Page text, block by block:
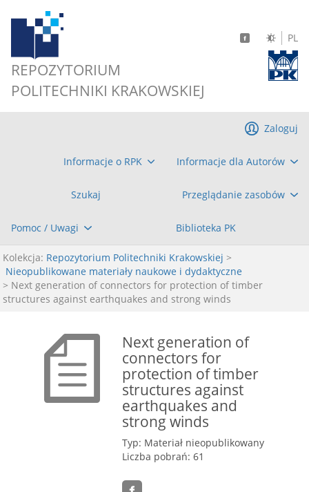
REPOZYTORIUM
POLITECHNIKI KRAKOWSKIEJ
PL
Informacje o RPK Informacje dla Autorów
Szukaj Przeglądanie zasobów
Pomoc / Uwagi Biblioteka PK
Zaloguj
Kolekcja: Repozytorium Politechniki Krakowskiej >
Nieopublikowane materiały naukowe i dydaktyczne
> Next generation of connectors for protection of timber
structures against earthquakes and strong winds
Next generation of
connectors for
protection of timber
structures against
earthquakes and
strong winds
Typ: Materiał nieopublikowany
Liczba pobrań: 61